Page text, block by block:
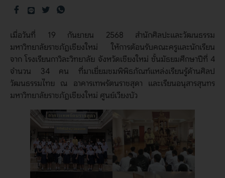
เมื่อวันที่ 19 กันยายน 2568 สำนักศิลปะและวัฒนธรรม
มหาวิทยาลัยราชภัฏเชียงใหม่ ให้การต้อนรับคณะครูและนักเรียน
จาก โรงเรียนกาวิละวิทยาลัย จังหวัดเชียงใหม่ ชั้นมัธยมศึกษาปีที่ 4
จำนวน 34 คน ที่มาเยี่ยมชมพิพิธภัณฑ์แหล่งเรียนรู้ด้านศิลป
วัฒนธรรมไทย ณ อาคารเทพรัตนราชสุดา และเรียนอนุสารสุนทร
มหาวิทยาลัยราชภัฏเชียงใหม่ ศูนย์เวียงบัว